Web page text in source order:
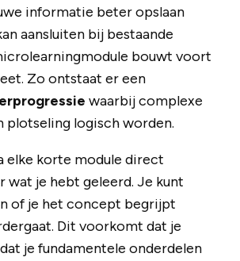
informatie beter opslaan
aansluiten bij bestaande
bouwt voort
Zo ontstaat er een
waarbij complexe
logisch worden.
elke korte module direct
wat je hebt geleerd. Je kunt
of je het concept begrijpt
Dit voorkomt dat je
je fundamentele onderdelen